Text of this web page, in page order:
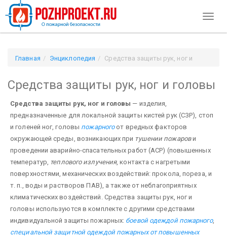
Главная Энциклопедия
Средства защиты рук, ног и
Средства защиты рук, ног и головы
Средства защиты рук, ног и головы — изделия,
предназначенные для локальной защиты кистей рук (СЗР), стоп
и голеней ног, головы пожарногоот вредных факторов
окружающей среды, возникающих при тушении пожарови
проведении аварийно-спасательных работ (АСР) (повышенных
температур, теплового излучения, контакта с нагретыми
поверхностями, механических воздействий: прокола, пореза, и
т. п., воды и растворов ПАВ), а также от неблагоприятных
климатических воздействий. Средства защиты рук, ног и
головы используются в комплекте с другими средствами
индивидуальной защиты пожарных: боевой одеждой пожарного,
специальной защитной одеждой пожарных от повышенных